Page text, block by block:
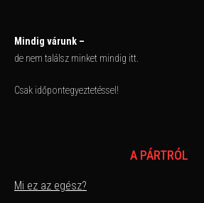
Mindig várunk –
de nem találsz minket mindig itt.
Csak időpontegyeztetéssel!
A PÁRTRÓL
Mi ez az egész?